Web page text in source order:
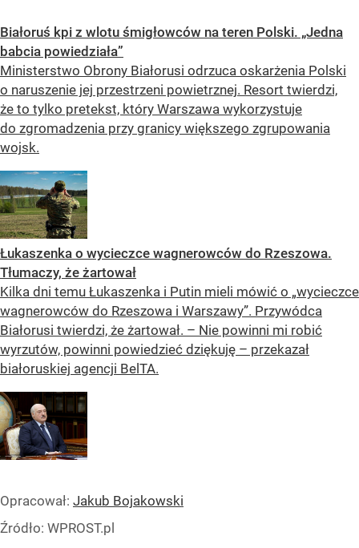
Białoruś kpi z wlotu śmigłowców na teren Polski. „Jedna
babcia powiedziała”
Ministerstwo Obrony Białorusi odrzuca oskarżenia Polski
o naruszenie jej przestrzeni powietrznej. Resort twierdzi,
że to tylko pretekst, który Warszawa wykorzystuje
do zgromadzenia przy granicy większego zgrupowania
wojsk.
Łukaszenka o wycieczce wagnerowców do Rzeszowa.
Tłumaczy, że żartował
Kilka dni temu Łukaszenka i Putin mieli mówić o „wycieczce
wagnerowców do Rzeszowa i Warszawy”. Przywódca
Białorusi twierdzi, że żartował. – Nie powinni mi robić
wyrzutów, powinni powiedzieć dziękuję – przekazał
białoruskiej agencji BelTA.
Opracował: Jakub Bojakowski
Źródło: WPROST.pl